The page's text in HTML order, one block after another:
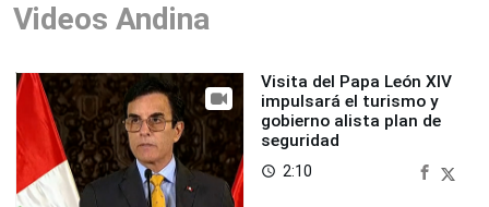
Videos Andina
Visita del Papa León XIV
impulsará el turismo y
gobierno alista plan de
seguridad
access_time 2:10